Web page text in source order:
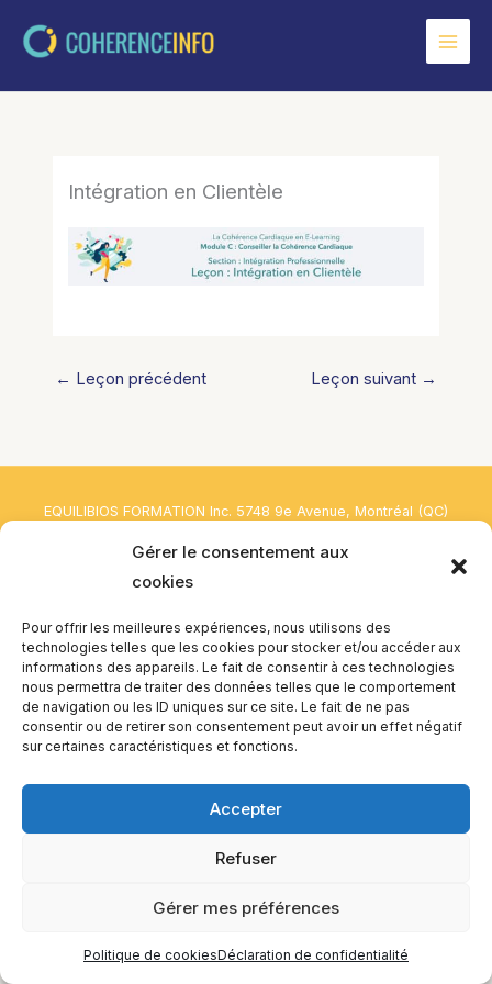
Gérer le consentement aux
cookies
Pour offrir les meilleures expériences, nous utilisons des
technologies telles que les cookies pour stocker et/ou accéder aux
informations des appareils. Le fait de consentir à ces technologies
nous permettra de traiter des données telles que le comportement
de navigation ou les ID uniques sur ce site. Le fait de ne pas
consentir ou de retirer son consentement peut avoir un effet négatif
sur certaines caractéristiques et fonctions.
Accepter
Refuser
Gérer mes préférences
Politique de cookiesDéclaration de confidentialité
Intégration en Clientèle
← Leçon précédent Leçon suivant →
EQUILIBIOS FORMATION Inc. 5748 9e Avenue, Montréal (QC)